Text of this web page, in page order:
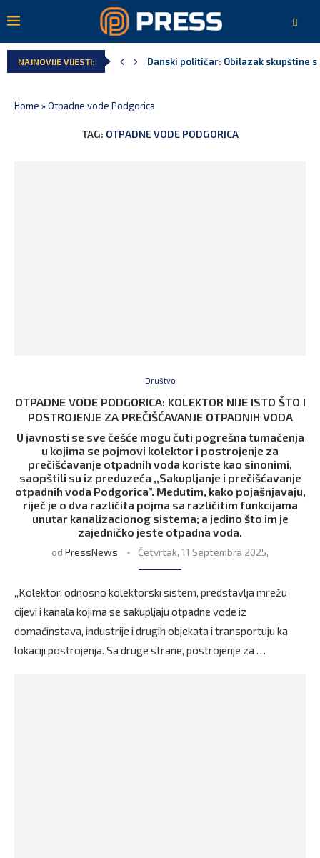
NAJNOVIJE VIJESTI: Danski političar: Obilazak skupštine
Home »Otpadne vode Podgorica
TAG: OTPADNE VODE PODGORICA
Društvo
OTPADNE VODE PODGORICA: KOLEKTOR NIJE ISTO ŠTO I
POSTROJENJE ZA PREČIŠĆAVANJE OTPADNIH VODA
U javnosti se sve češće mogu čuti pogrešna tumačenja
u kojima se pojmovi kolektor i postrojenje za
prečišćavanje otpadnih voda koriste kao sinonimi,
saopštili su iz preduzeća ,,Sakupljanje i prečišćavanje
otpadnih voda Podgorica”. Međutim, kako pojašnjavaju,
riječ je o dva različita pojma sa različitim funkcijama
unutar kanalizacionog sistema; a jedino što im je
zajedničko jeste otpadna voda.
od PressNews Četvrtak, 11 Septembra 2025,
,,Kolektor, odnosno kolektorski sistem, predstavlja mrežu
cijevi i kanala kojima se sakupljaju otpadne vode iz
domaćinstava, industrije i drugih objekata i transportuju ka
lokaciji postrojenja. Sa druge strane, postrojenje za …